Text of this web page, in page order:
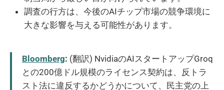
調査の行方は、今後のAIチップ市場の競争環境に
大きな影響を与える可能性があります。
Bloomberg: (翻訳) NvidiaのAIスタートアップGroq
との200億ドル規模のライセンス契約は、反トラ
スト法に違反するかどうかについて、民主党の上